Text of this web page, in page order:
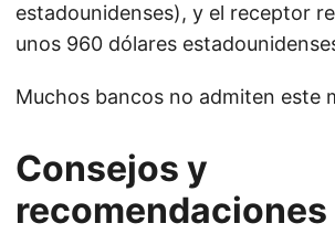
estadounidenses), y el receptor
unos 960 dólares
Muchos bancos no admiten este
Consejos y
recomendaciones